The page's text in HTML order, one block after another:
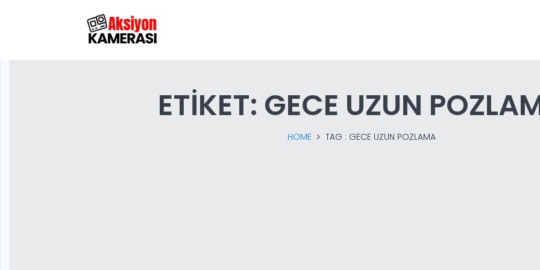
ETIKET: GECE UZUN
HOME TAG : GECE UZUN POZLAMA